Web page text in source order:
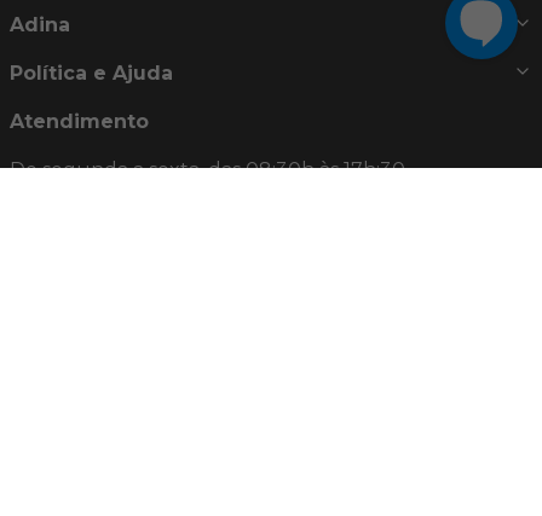
Adina
Política e Ajuda
Atendimento
De segunda a sexta, das 08:30h às 17h:30